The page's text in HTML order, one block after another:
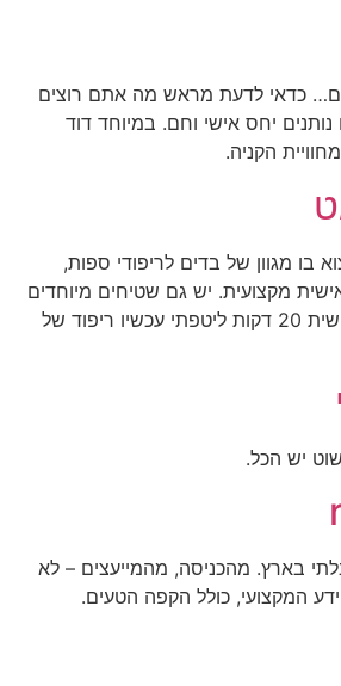
כדאי לדעת מראש מה אתם רוצים
יחס אישי וחם. במיוחד דוד
הקניה.
בו מגוון של בדים לריפודי ספות,
אישית מקצועית. יש גם שטיחים מיוחדים
וכריות מדהימות. אני אישית 20 דקות ליטפתי עכשיו ריפוד של
יש הכל.
בארץ. מהכניסה, מהמייעצים – לא
המקצועי, כולל הקפה הטעים.